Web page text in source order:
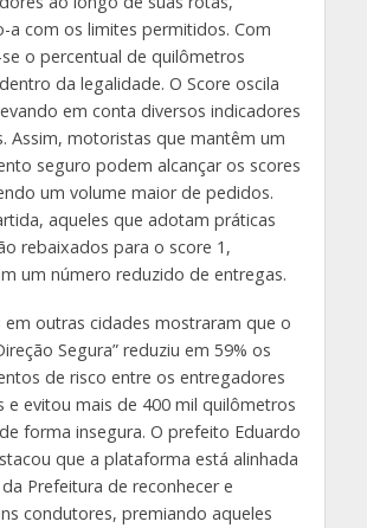
a com os limites permitidos. Com
o percentual de quilômetros
da legalidade. O Score oscila
em conta diversos indicadores
Assim, motoristas que mantêm um
seguro podem alcançar os scores
um volume maior de pedidos.
aqueles que adotam práticas
rebaixados para o score 1,
um número reduzido de entregas.
em outras cidades mostraram que o
Segura” reduziu em 59% os
de risco entre os entregadores
e evitou mais de 400 mil quilômetros
forma insegura. O prefeito Eduardo
que a plataforma está alinhada
Prefeitura de reconhecer e
condutores, premiando aqueles